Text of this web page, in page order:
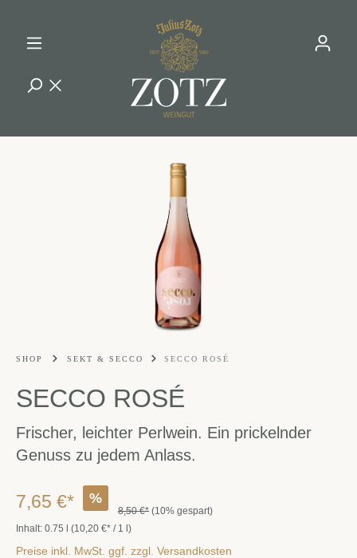
SHOP SEKT & SECCO SECCO ROSÉ
SECCO ROSÉ
Frischer, leichter Perlwein. Ein prickelnder
Genuss zu jedem Anlass.
7,65 €* %
8,50 €* (10% gespart)
Inhalt: 0.75 l (10,20 €* / 1 l)
Preise inkl. MwSt. ggf. zzgl. Versandkosten